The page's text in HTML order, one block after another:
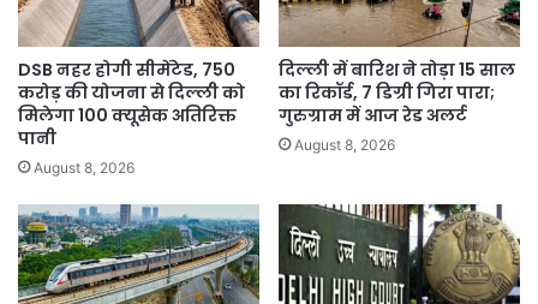
DSB नहर होगी सीमेंटेड, 750
करोड़ की योजना से दिल्ली को
मिलेगा 100 क्यूसेक अतिरिक्त
पानी
August 8, 2026
दिल्ली में बारिश ने तोड़ा 15 साल
का रिकॉर्ड, 7 डिग्री गिरा पारा;
गुरुग्राम में आज रेड अलर्ट
August 8, 2026